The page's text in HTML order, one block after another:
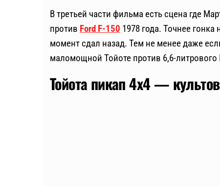
В третьей части фильма есть сцена где
против Ford F-150 1978 года. Точнее
момент сдал назад. Тем не менее даже
маломощной Тойоте против 6,6-
Тойота пикап 4х4 —